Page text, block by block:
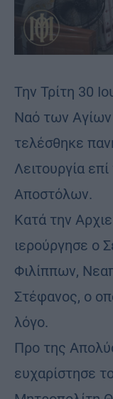
Την Τρίτη 30
Ναό των
τελέσθηκε
Λειτουργία
Αποστόλων.
Κατά την
ιερούργησε ο
Φιλίππων,
Στέφανος, ο
λόγο.
Προ της
ευχαρίστησε